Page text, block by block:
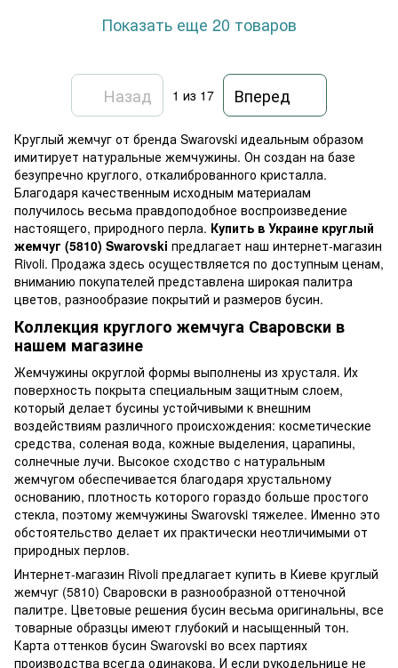
Показать еще 20 товаров
Назад 1 из 17 Вперед
Круглый жемчуг от бренда Swarovski идеальным образом
имитирует натуральные жемчужины. Он создан на базе
безупречно круглого, откалиброванного кристалла.
Благодаря качественным исходным материалам
получилось весьма правдоподобное воспроизведение
настоящего, природного перла. Купить в Украине круглый
жемчуг (5810) Swarovski предлагает наш интернет-магазин
Rivoli. Продажа здесь осуществляется по доступным ценам,
вниманию покупателей представлена широкая палитра
цветов, разнообразие покрытий и размеров бусин.
Коллекция круглого жемчуга Сваровски в
нашем магазине
Жемчужины округлой формы выполнены из хрусталя. Их
поверхность покрыта специальным защитным слоем,
который делает бусины устойчивыми к внешним
воздействиям различного происхождения: косметические
средства, соленая вода, кожные выделения, царапины,
солнечные лучи. Высокое сходство с натуральным
жемчугом обеспечивается благодаря хрустальному
основанию, плотность которого гораздо больше простого
стекла, поэтому жемчужины Swarovski тяжелее. Именно это
обстоятельство делает их практически неотличимыми от
природных перлов.
Интернет-магазин Rivoli предлагает купить в Киеве круглый
жемчуг (5810) Сваровски в разнообразной оттеночной
палитре. Цветовые решения бусин весьма оригинальны, все
товарные образцы имеют глубокий и насыщенный тон.
Карта оттенков бусин Swarovski во всех партиях
производства всегда одинакова. И если рукодельнице не